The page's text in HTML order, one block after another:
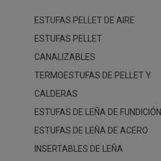
ESTUFAS PELLET DE AIRE
ESTUFAS PELLET
CANALIZABLES
TERMOESTUFAS DE PELLET Y
CALDERAS
ESTUFAS DE LEÑA DE FUNDICIÓN
ESTUFAS DE LEÑA DE ACERO
INSERTABLES DE LEÑA